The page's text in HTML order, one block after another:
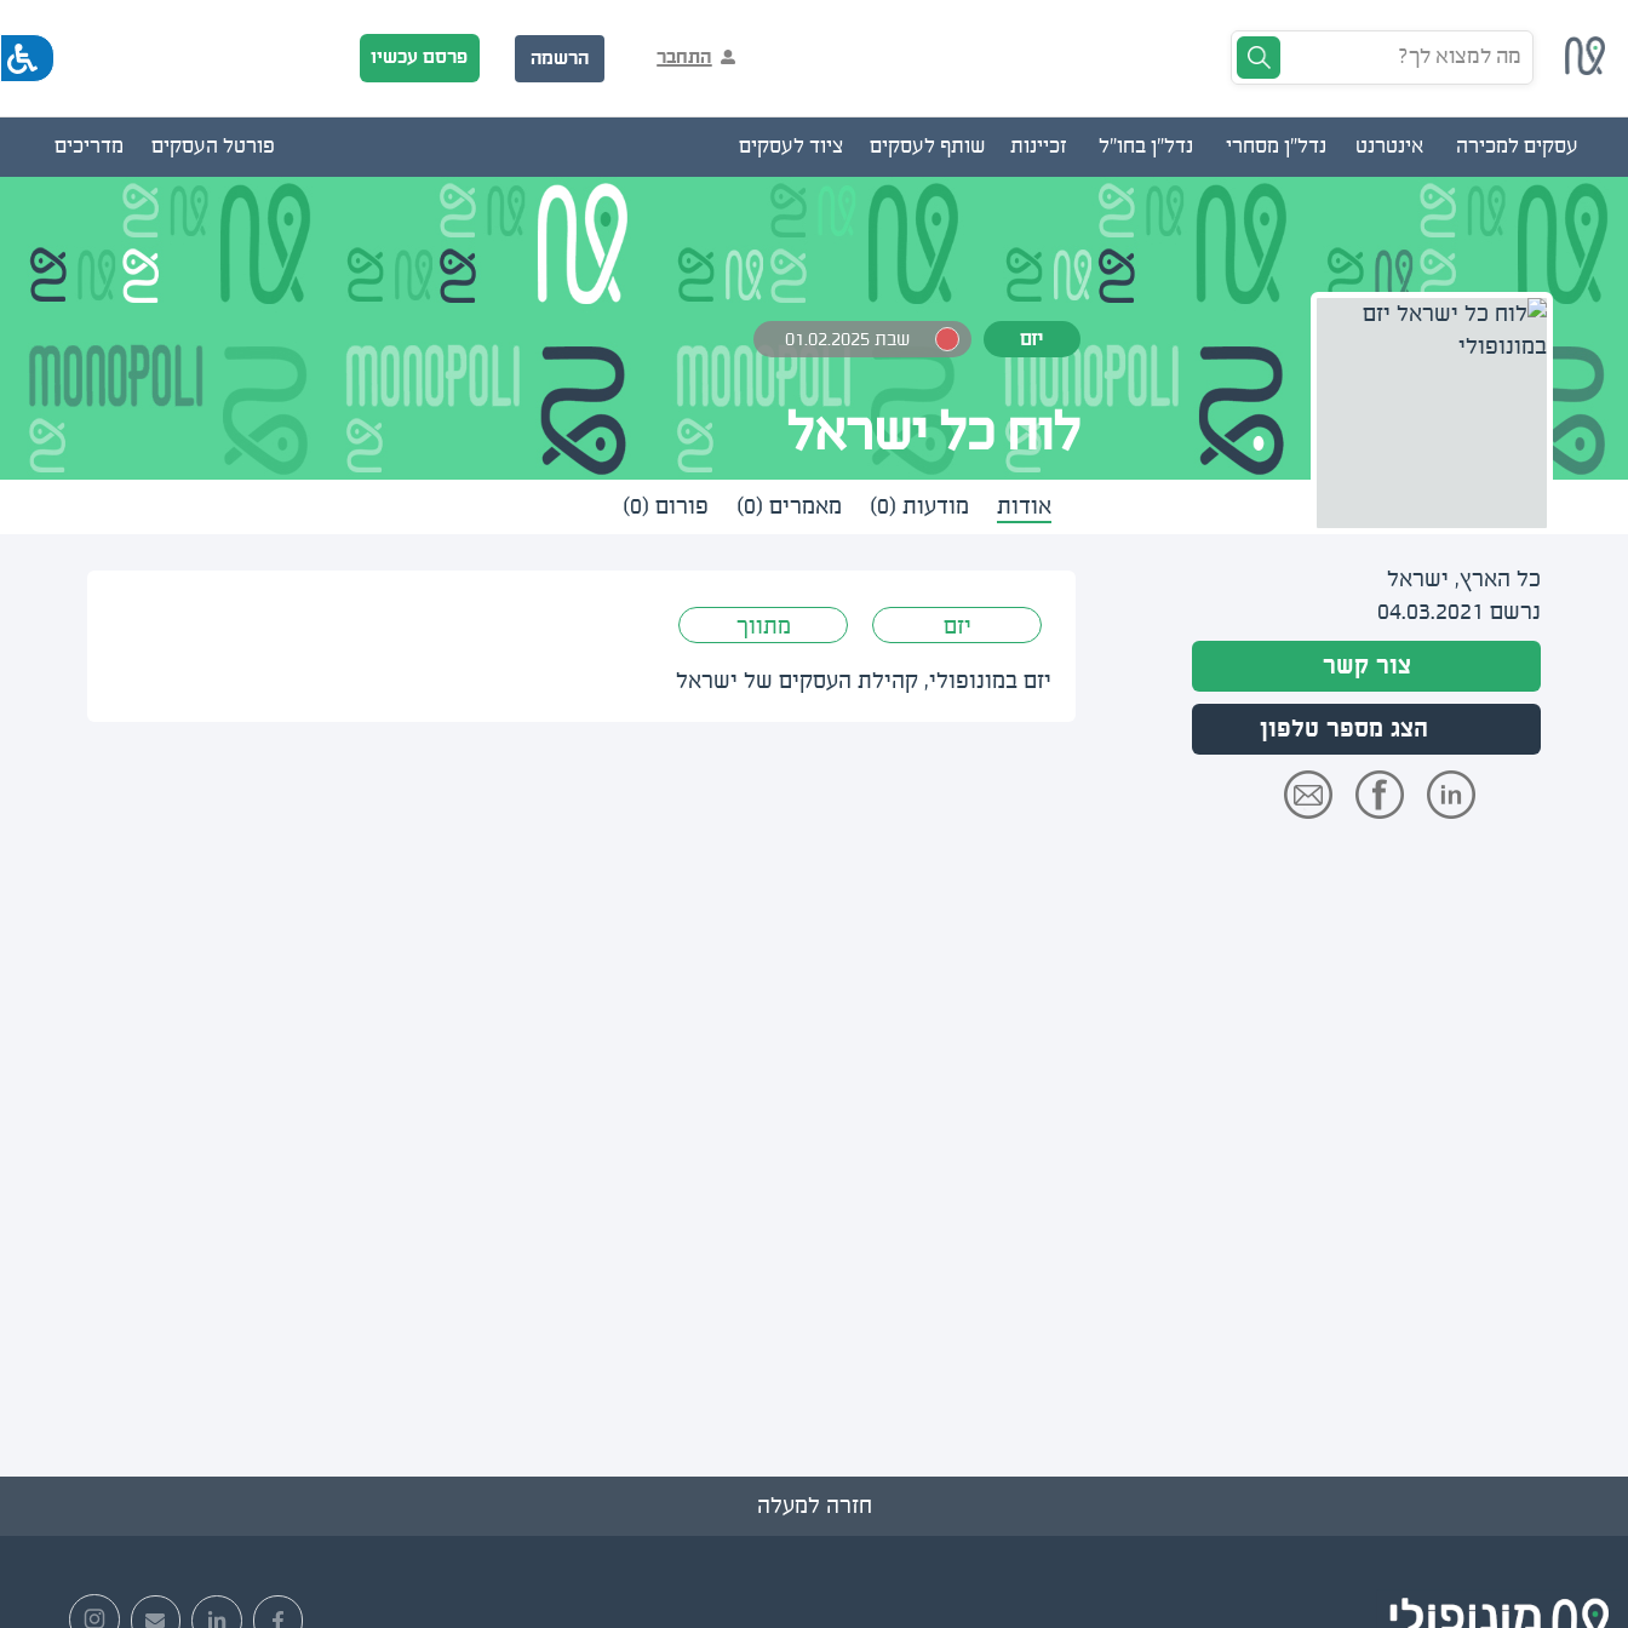
מה למצוא לך? התחבר הרשמה פרסם עכשיו
עסקים למכירה אינטרנט נדל"ן מסחרי נדל"ן בחו"ל זכיינות שותף לעסקים ציוד לעסקים מדריכים פורטל העסקים
יזם שבת 01.02.2025
לוח כל ישראל
כל הארץ, ישראל
נרשם 04.03.2021
צור קשר
הצג מספר טלפון
אודות מודעות (0) מאמרים (0) פורום (0)
יזם
מתווך
יזם במונופולי, קהילת העסקים של ישראל
חזרה למעלה